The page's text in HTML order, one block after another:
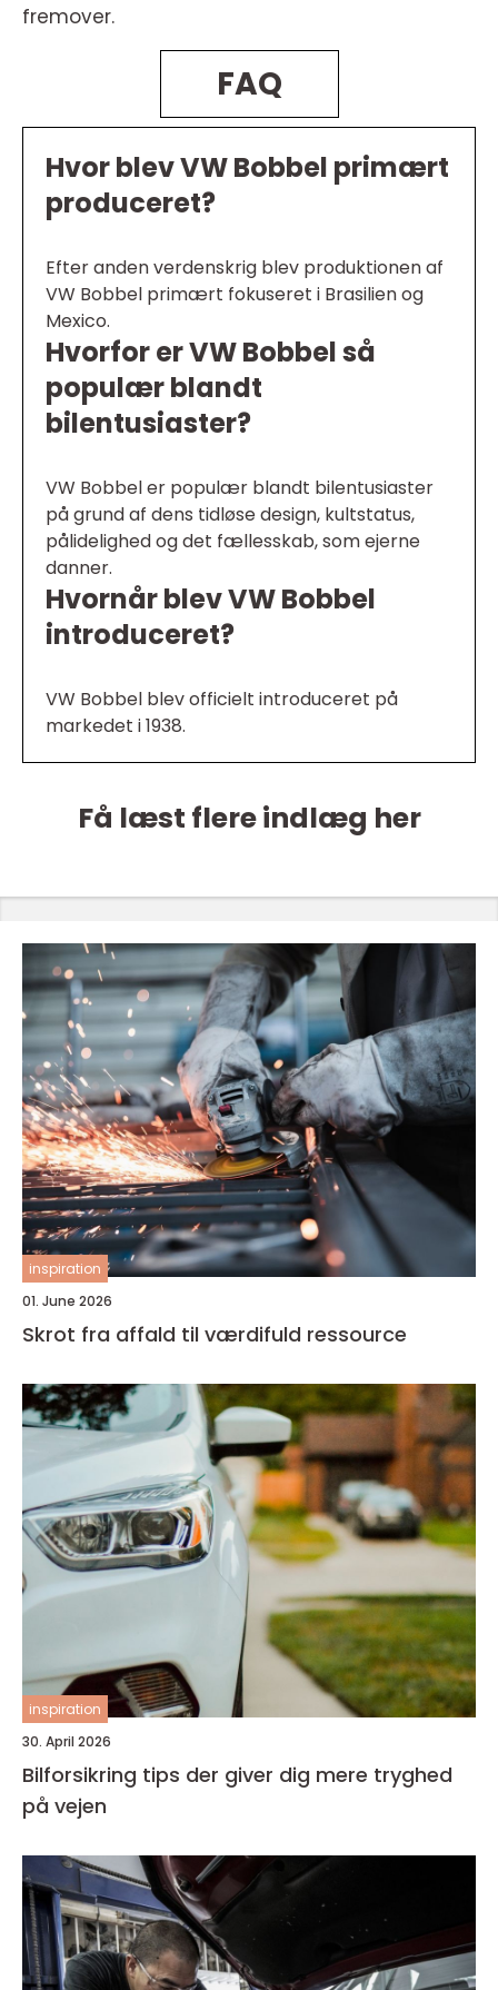
fremover.
FAQ
Hvor blev VW Bobbel primært
produceret?
Efter anden verdenskrig blev produktionen af
VW Bobbel primært fokuseret i Brasilien og
Mexico.
Hvorfor er VW Bobbel så
populær blandt
bilentusiaster?
VW Bobbel er populær blandt bilentusiaster
på grund af dens tidløse design, kultstatus,
pålidelighed og det fællesskab, som ejerne
danner.
Hvornår blev VW Bobbel
introduceret?
VW Bobbel blev officielt introduceret på
markedet i 1938.
Få læst flere indlæg her
inspiration
01. June 2026
Skrot fra affald til værdifuld ressource
inspiration
30. April 2026
Bilforsikring tips der giver dig mere tryghed
på vejen